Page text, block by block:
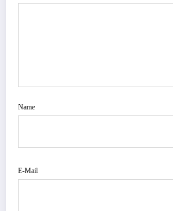
Name
E-Mail